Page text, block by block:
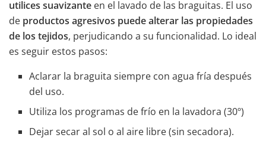
utilices suavizante en el lavado de las braguitas. El uso
de productos agresivos puede alterar las propiedades
de los tejidos, perjudicando a su funcionalidad. Lo ideal
es seguir estos pasos:
Aclarar la braguita siempre con agua fría después
del uso.
Utiliza los programas de frío en la lavadora (30º)
Dejar secar al sol o al aire libre (sin secadora).